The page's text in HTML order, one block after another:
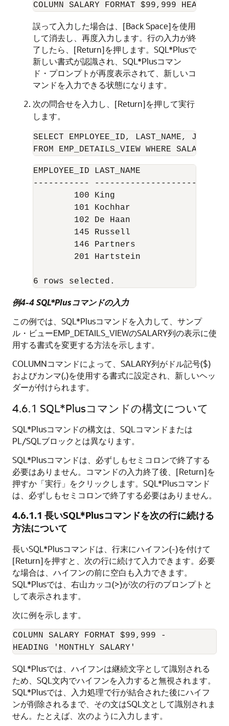
COLUMN SALARY FORMAT $99,999 HEADING
誤って入力した場合は、[Back Space]を使用
して消去し、再度入力します。行の入力が終
了したら、[Return]を押します。SQL*Plusで
新しい書式が認識され、SQL*Plusコマン
ド・プロンプトが再度表示されて、新しいコ
マンドを入力できる状態になります。
次の問合せを入力し、[Return]を押して実行
します。
SELECT EMPLOYEE_ID, LAST_NAME, JOB_ID,
FROM EMP_DETAILS_VIEW WHERE SALARY >
EMPLOYEE_ID LAST_NAME
----------- -------------------------
100 King
101 Kochhar
102 De Haan
145 Russell
146 Partners
201 Hartstein
6 rows selected.
例4-4 SQL*Plusコマンドの入力
この例では、SQL*Plusコマンドを入力して、サンプ
ル・ビューEMP_DETAILS_VIEWのSALARY列の表示に使
用する書式を変更する方法を示します。
COLUMNコマンドによって、SALARY列がドル記号($)
およびカンマ(,)を使用する書式に設定され、新しいヘッ
ダーが付けられます。
4.6.1 SQL*Plusコマンドの構文について
SQL*Plusコマンドの構文は、SQLコマンドまたは
PL/SQLブロックとは異なります。
SQL*Plusコマンドは、必ずしもセミコロンで終了する
必要はありません。コマンドの入力終了後、[Return]を
押すか「実行」をクリックします。SQL*Plusコマンド
は、必ずしもセミコロンで終了する必要はありません。
4.6.1.1 長いSQL*Plusコマンドを次の行に続ける
方法について
長いSQL*Plusコマンドは、行末にハイフン(-)を付けて
[Return]を押すと、次の行に続けて入力できます。必要
な場合は、ハイフンの前に空白も入力できます。
SQL*Plusでは、右山カッコ(>)が次の行のプロンプトと
して表示されます。
次に例を示します。
COLUMN SALARY FORMAT $99,999 -
HEADING 'MONTHLY SALARY'
SQL*Plusでは、ハイフンは継続文字として識別される
ため、SQL文内でハイフンを入力すると無視されます。
SQL*Plusでは、入力処理で行が結合された後にハイフ
ンが削除されるまで、その文はSQL文として識別されま
せん。たとえば、次のように入力します。